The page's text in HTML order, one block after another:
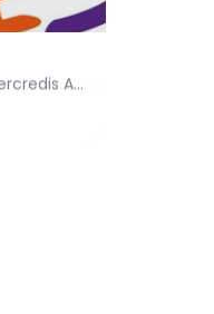
Elèves du 1er degré secondaire. Les Mercredis Ados proposent, aux jeunes, un accompagnement scolaire et une…